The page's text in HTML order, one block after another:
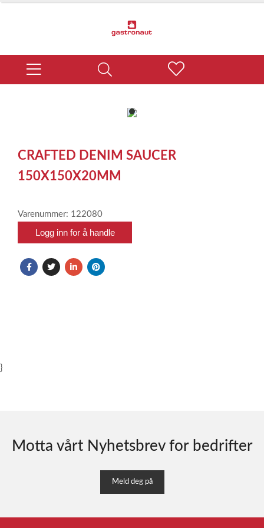
item
of
1
CRAFTED DENIM SAUCER
150X150X20MM
Varenummer: 122080
Logg inn for å handle
}
Motta vårt Nyhetsbrev for bedrifter
Meld deg på